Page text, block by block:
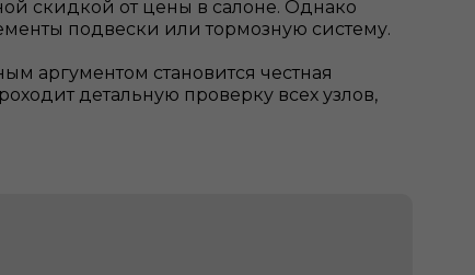
скидкой от цены в салоне. Однако
подвески или тормозную систему.
аргументом становится честная
детальную проверку всех узлов,